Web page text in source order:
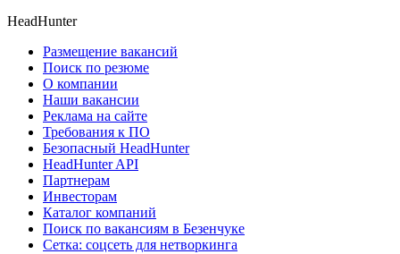
HeadHunter
Размещение вакансий
Поиск по резюме
О компании
Наши вакансии
Реклама на сайте
Требования к ПО
Безопасный HeadHunter
HeadHunter API
Партнерам
Инвесторам
Каталог компаний
Поиск по вакансиям в Безенчуке
Сетка: соцсеть для нетворкинга